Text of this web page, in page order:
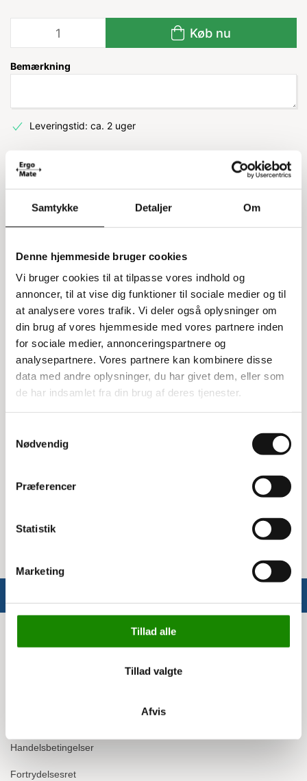
Samtykke Detaljer Om
Denne hjemmeside bruger cookies
Vi bruger cookies til at tilpasse vores indhold og
annoncer, til at vise dig funktioner til sociale medier og til
at analysere vores trafik. Vi deler også oplysninger om
din brug af vores hjemmeside med vores partnere inden
for sociale medier, annonceringspartnere og
analysepartnere. Vores partnere kan kombinere disse
data med andre oplysninger, du har givet dem, eller som
de har indsamlet fra din brug af deres tjenester.
Nødvendig
Præferencer
Statistik
Marketing
Tillad alle
Tillad valgte
Afvis
Køb nu
Bemærkning
Leveringstid: ca. 2 uger
Enkeltfod til Owo grenreol system
10
Denne enkeltfod er designet specielt til Owo grenreol
system 10 og er 500 mm lang. Den er lavet af galvaniseret
materiale, hvilket gør den robust og holdbar. Med denne
enkeltfod kan du nemt stabilisere din grenreol og sikre, at
den står sikkert og stabilt.
Galvaniseret enkeltfod til grenreol
Enkeltfoden er galvaniseret, hvilket betyder, at den er
montere og passer perfekt til Owo grenreol system 10.
Mål: 500L x 100 x 40 mm
Handelsbetingelser
Fortrydelsesret